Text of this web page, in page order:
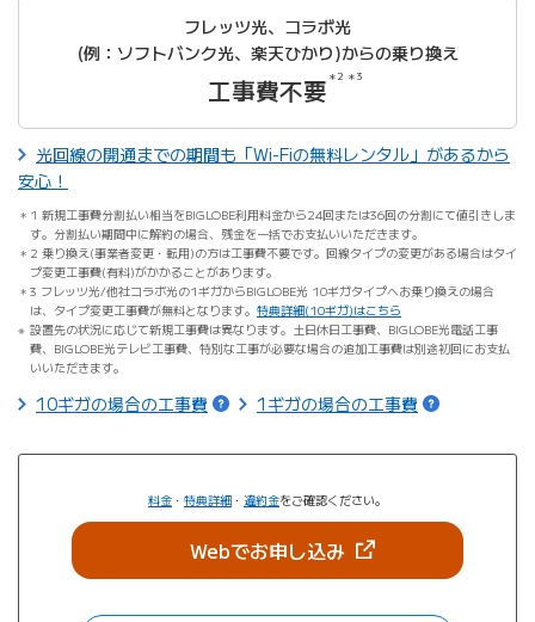
フレッツ光、コラボ光
(例：ソフトバンク光、楽天ひかり)からの乗り換え
工事費不要 ＊2 ＊3
光回線の開通までの期間も「Wi-Fiの無料レンタル」があるから
安心！
1 新規工事費分割払い相当をBIGLOBE利用料金から24回または36回の分割にて値引きしま
す。分割払い期間中に解約の場合、残金を一括でお支払いいただきます。
2 乗り換え(事業者変更・転用)の方は工事費不要です。回線タイプの変更がある場合はタイ
プ変更工事費(有料)がかかることがあります。
3 フレッツ光/他社コラボ光の1ギガからBIGLOBE光 10ギガタイプへお乗り換えの場合
は、タイプ変更工事費が無料となります。 特典詳細(10ギガ)はこちら
設置先の状況に応じて新規工事費は異なります。土日休日工事費、BIGLOBE光電話工事
費、BIGLOBE光テレビ工事費、特別な工事が必要な場合の追加工事費は別途初回にお支払
いいただきます。
10ギガの場合の工事費 1ギガの場合の工事費
料金 ・ 特典詳細 ・ 違約金をご確認ください。
Webでお申し込み（新しいタブで開き